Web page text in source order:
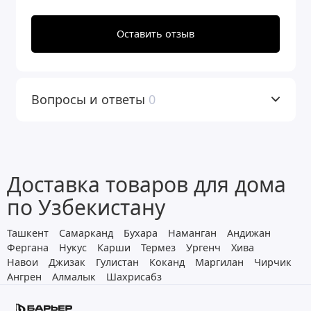
посторонние запахи, улучшает вкус и
запах воды (органолептические
жесткости снижения содержания
аммония*, марганца*, органических
соединений (перманганатная
окисляемость /ПО)*. Финишная очистка
фильтром БигБлю избавляет от
Оставить отзыв
Вопросы и ответы 0
Доставка товаров для дома
по Узбекистану
Ташкент Самарканд Бухара Наманган
Андижан
Фергана
Нукус Карши Термез Ургенч
Хива
Навои
Джизак Гулистан Коканд Маргилан
Чирчик
Ангрен
Алмалык Шахрисабз